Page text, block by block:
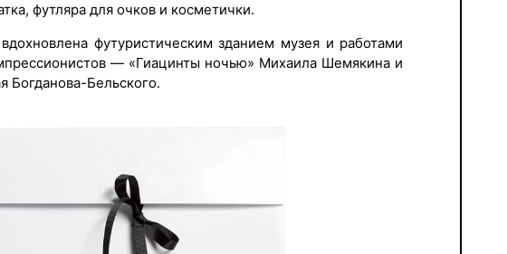
футляра для очков и косметички.
футуристическим зданием музея и работами
— «Гиацинты ночью» Михаила Шемякина и
Богданова-Бельского.